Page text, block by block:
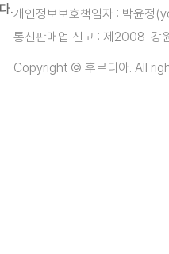
.개인정보보호책임자 : 박윤
통신판매업 신고 : 제2008-강
Copyright © 후르디아. All